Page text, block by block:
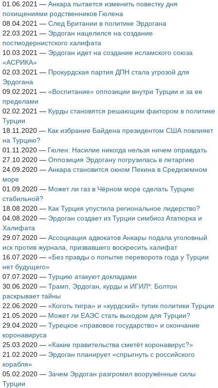
01.06.2021 — Анкара пытается изменить повестку дня
похищениями родственников Гюлена
08.04.2021 — След Британии в политике Эрдогана
22.03.2021 — Эрдоган нацелился на создание
постмодернистского халифата
10.03.2021 — Эрдоган идет на создание исламского союза
«АСРИКА»
02.03.2021 — Прокурдская партия ДПН стала угрозой для
Эрдогана
09.02.2021 — «Воспитание» оппозиции внутри Турции и за ее
пределами
02.02.2021 — Курды становятся решающим фактором в политике
Турции
18.11.2020 — Как избрание Байдена президентом США повлияет
на Турцию?
01.11.2020 — Гюлен: Насилие никогда нельзя ничем оправдать
27.10.2020 — Оппозиция Эрдогану погрузилась в летаргию
24.09.2020 — Анкара становится окном Пекина в Средиземном
море
01.09.2020 — Может ли газ в Чёрном море сделать Турцию
стабильной?
18.08.2020 — Как Турция упустила региональное лидерство?
04.08.2020 — Эрдоган создает из Турции симбиоз Ататюрка и
Халифата
29.07.2020 — Ассоциация адвокатов Анкары подала уголовный
иск против журнала, призвавшего воскресить халифат
16.07.2020 — «Без правды о попытке переворота года у Турции
нет будущего»
07.07.2020 — Турцию атакуют докладами
30.06.2020 — Трамп, Эрдоган, курды и ИГИЛ*: Болтон
раскрывает тайны
22.06.2020 — «Коготь тигра» и «курдский» тупик политики Турции
21.05.2020 — Может ли ЕАЭС стать выходом для Турции?
29.04.2020 — Турецкое «правовое государство» и окончание
коронавируса
25.03.2020 — «Какие правительства сметёт коронавирус?»
21.02.2020 — Эрдоган планирует «спрыгнуть с российского
корабля»
05.02.2020 — Зачем Эрдоган разгромил вооружённые силы
Турции